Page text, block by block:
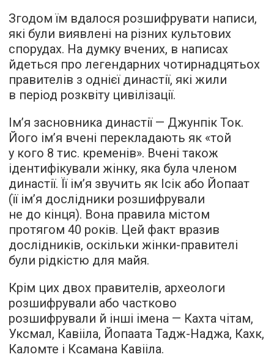
Згодом їм вдалося розшифрувати написи,
які були виявлені на різних культових
спорудах. На думку вчених, в написах
йдеться про легендарних чотирнадцятьох
правителів з однієї династії, які жили
в період розквіту цивілізації.
Ім’я засновника династії — Джунпік Ток.
Його ім’я вчені перекладають як «той
у кого 8 тис. кременів». Вчені також
ідентифікували жінку, яка була членом
династії. Її ім’я звучить як Ісік або Йопаат
(її ім’я дослідники розшифрували
не до кінця). Вона правила містом
протягом 40 років. Цей факт вразив
дослідників, оскільки жінки-правителі
були рідкістю для майя.
Крім цих двох правителів, археологи
розшифрували або частково
розшифрували й інші імена — Кахта чітам,
Уксмал, Кавііла, Йопаата Тадж-Наджа, Кахк,
Каломте і Ксамана Кавііла.